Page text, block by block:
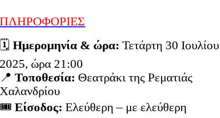
ΠΛΗΡΟΦΟΡΙΕΣ
🗓️Ημερομηνία & ώρα: Τετάρτη 30 Ιουλίου
2025, ώρα 21:00
📍Τοποθεσία: Θεατράκι της Ρεματιάς
Χαλανδρίου
🎟️Είσοδος: Ελεύθερη – με ελεύθερη